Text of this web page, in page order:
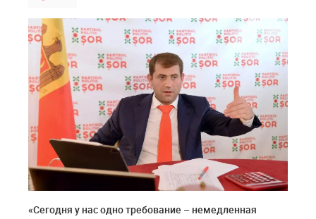
«Сегодня у нас одно требование – немедленная